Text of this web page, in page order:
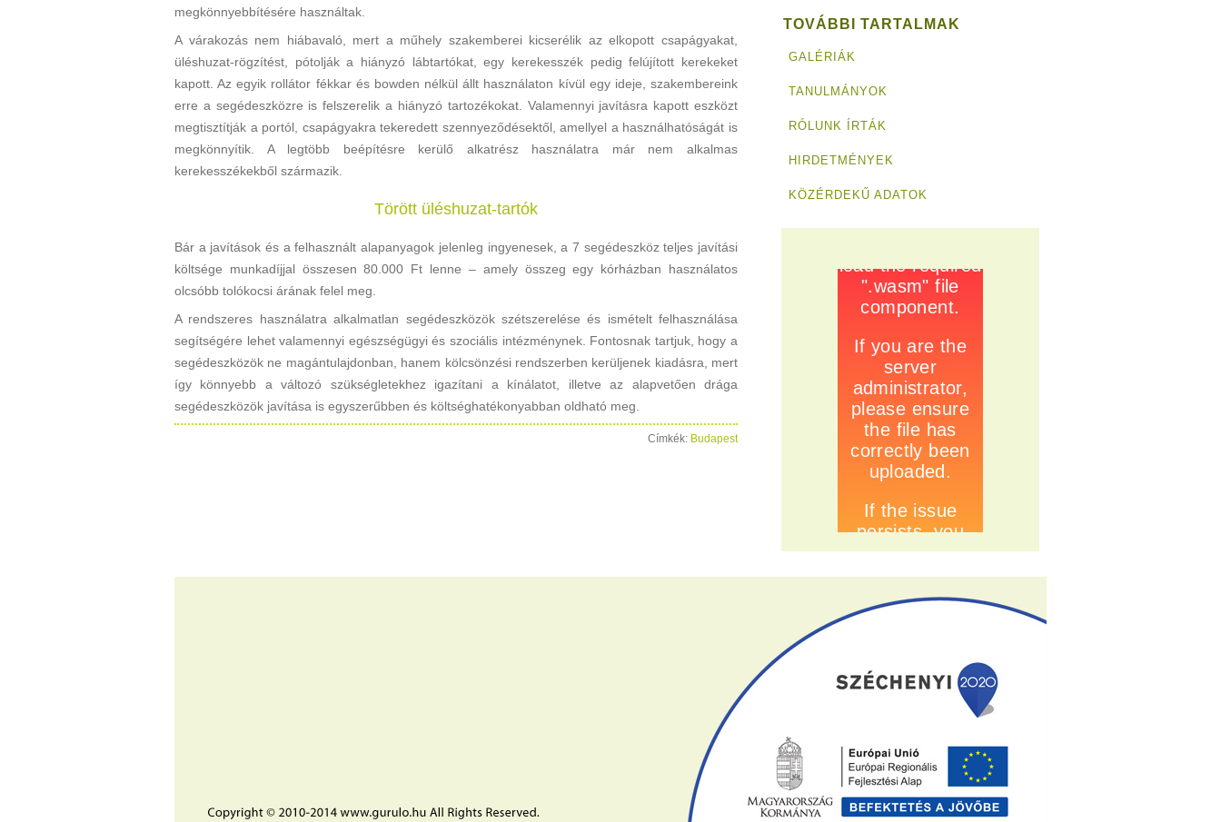
megkönnyebbítésére használtak.
A várakozás nem hiábavaló, mert a műhely szakemberei kicserélik az elkopott csapágyakat,
üléshuzat-rögzítést, pótolják a hiányzó lábtartókat, egy kerekesszék pedig felújított kerekeket
kapott. Az egyik rollátor fékkar és bowden nélkül állt használaton kívül egy ideje, szakembereink
erre a segédeszközre is felszerelik a hiányzó tartozékokat. Valamennyi javításra kapott eszközt
megtisztítják a portól, csapágyakra tekeredett szennyeződésektől, amellyel a használhatóságát is
megkönnyítik. A legtöbb beépítésre kerülő alkatrész használatra már nem alkalmas
kerekesszékekből származik.
Törött üléshuzat-tartók
Bár a javítások és a felhasznált alapanyagok jelenleg ingyenesek, a 7 segédeszköz teljes javítási
költsége munkadíjjal összesen 80.000 Ft lenne – amely összeg egy kórházban használatos
olcsóbb tolókocsi árának felel meg.
A rendszeres használatra alkalmatlan segédeszközök szétszerelése és ismételt felhasználása
segítségére lehet valamennyi egészségügyi és szociális intézménynek. Fontosnak tartjuk, hogy a
segédeszközök ne magántulajdonban, hanem kölcsönzési rendszerben kerüljenek kiadásra, mert
így könnyebb a változó szükségletekhez igazítani a kínálatot, illetve az alapvetően drága
segédeszközök javítása is egyszerűbben és költséghatékonyabban oldható meg.
Címkék: Budapest
TOVÁBBI TARTALMAK
GALÉRIÁK
TANULMÁNYOK
RÓLUNK ÍRTÁK
HIRDETMÉNYEK
KÖZÉRDEKŰ ADATOK